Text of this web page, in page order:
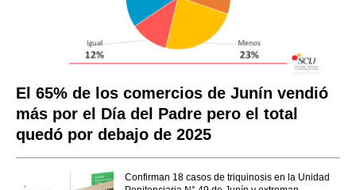
El 65% de los comercios de Junín vendió
más por el Día del Padre pero el total
quedó por debajo de 2025
Confirman 18 casos de triquinosis en la Unidad